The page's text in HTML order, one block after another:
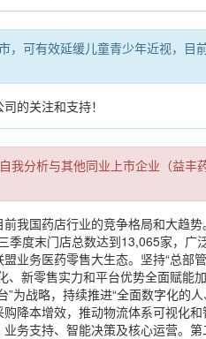
可有效延缓儿童青少年近视，目
的关注和支持！
分析与其他同业上市企业（益丰
我国药店行业的竞争格局和大趋
度末门店总数达到13,065家，广
务医药零售大生态。坚持“总部
新零售实力和平台优势全面赋能
为战略，持续推进“全面数字化的
降本增效，推动物流体系可视化
务支持、智能决策及核心运营。第